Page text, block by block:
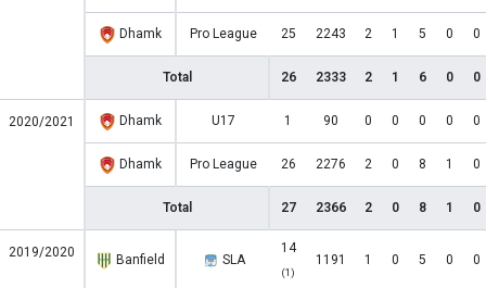
Dhamk Pro League 25 2243 2 1 5 0 0
Total 26 2333 2 1 6 0 0
2020/2021 Dhamk U17 1 90 0 0 0 0 0
Dhamk Pro League 26 2276 2 0 8 1 0
Total 27 2366 2 0 8 1 0
2019/2020 Banfield SLA
14
(1)
1191 1 0 5 0 0